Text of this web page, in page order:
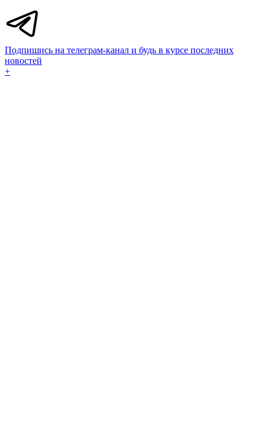
Подпишись на телеграм-канал и будь в курсе последних
новостей
+